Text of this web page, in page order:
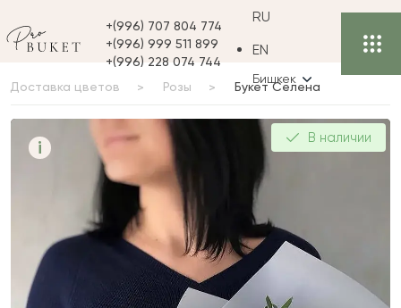
+(996) 707 804 774
+(996) 999 511 899
+(996) 228 074 744
RU
EN
Бишкек
Доставка цветов Розы Букет Селена
i Букет Селена В наличии